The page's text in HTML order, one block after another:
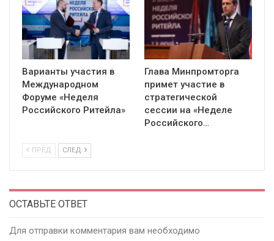
Варианты участия в
Международном
Форуме «Неделя
Российского Ритейла»
Глава Минпромторга
примет участие в
стратегической
сессии на «Неделе
Российского…
ПРЕД СЛЕД
ОСТАВЬТЕ ОТВЕТ
Для отправки комментария вам необходимо